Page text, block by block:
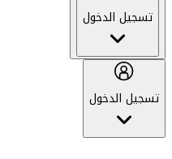
تسجيل الدخول
تسجيل الدخول